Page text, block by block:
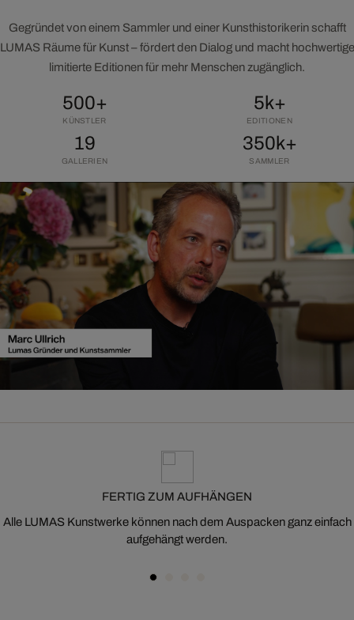
Gegründet von einem Sammler und einer Kunsthistorikerin schafft
LUMAS Räume für Kunst – fördert den Dialog und macht hochwertige
limitierte Editionen für mehr Menschen zugänglich.
500+
KÜNSTLER
5k+
EDITIONEN
19
GALLERIEN
350k+
SAMMLER
FERTIG ZUM AUFHÄNGEN
Alle LUMAS Kunstwerke können nach dem Auspacken ganz einfach
aufgehängt werden.